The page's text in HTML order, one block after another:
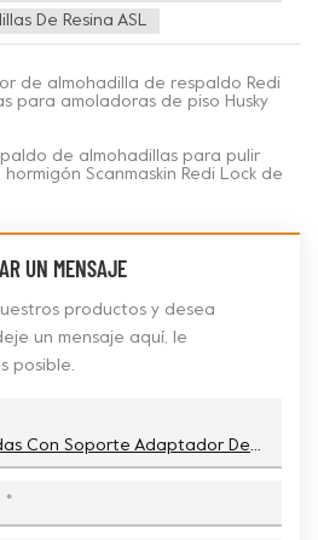
De Resina ASL
de almohadilla de respaldo Redi
para amoladoras de piso Husky
de almohadillas para pulir
Scanmaskin Redi Lock de
UN MENSAJE
productos y desea
un mensaje aquí, le
posible.
Redondo De 3 Pulgadas Con Soporte Adaptador De Respaldo De 3x9 Mm Para Almohadillas De Pulido De Pisos De Resina